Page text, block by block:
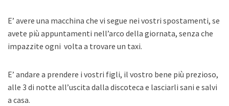
E’ avere una macchina che vi segue nei vostri spostamenti, se
avete più appuntamenti nell’arco della giornata, senza che
impazzite ogni volta a trovare un taxi.
E’ andare a prendere i vostri figli, il vostro bene più prezioso,
alle 3 di notte all’uscita dalla discoteca e lasciarli sani e salvi
a casa.